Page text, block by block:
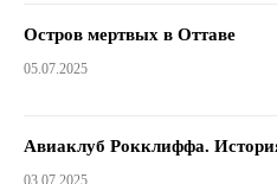
Остров мертвых в Оттаве
05.07.2025
Авиаклуб Рокклиффа.
03.07.2025